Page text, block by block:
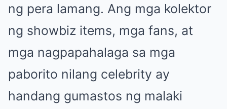
ng pera lamang. Ang mga kolektor
ng showbiz items, mga fans, at
mga nagpapahalaga sa mga
paborito nilang celebrity ay
handang gumastos ng malaki